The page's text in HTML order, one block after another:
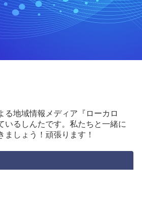
る地域情報メディア『ローカロ
いるしんたです。私たちと一緒に
ましょう！頑張ります！